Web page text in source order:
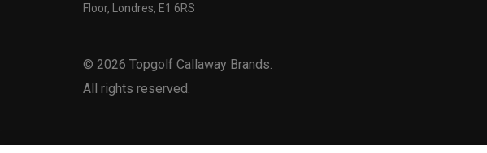
Floor, Londres, E1 6RS
© 2026 Topgolf Callaway Brands.
All rights reserved.